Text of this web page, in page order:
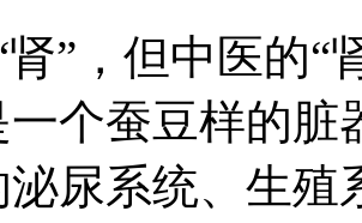
肾”，但中医的“
一个蚕豆样的
尿系统、生殖